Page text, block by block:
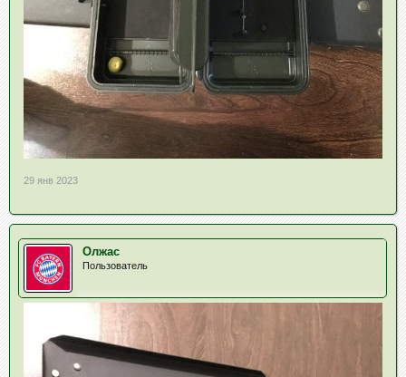
29 янв 2023
Олжас
Пользователь